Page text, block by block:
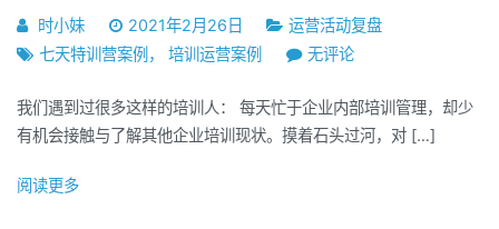
参
与
情？
你
学
时小妹 2021年2月26日
运营活动复盘
七天特训营案例 ， 培训运营案例
时
光
华：
无评论
我们遇到过很多这样的培训人： 每天忙于企业内部培训管理，却少
有机会接触与了解其他企业培训现状。摸着石头过河，对 […]
阅读更多